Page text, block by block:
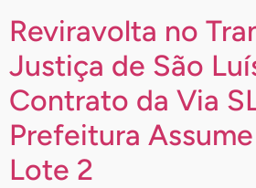
Reviravolta no
Justiça de São
Contrato da Via
Prefeitura
Lote 2